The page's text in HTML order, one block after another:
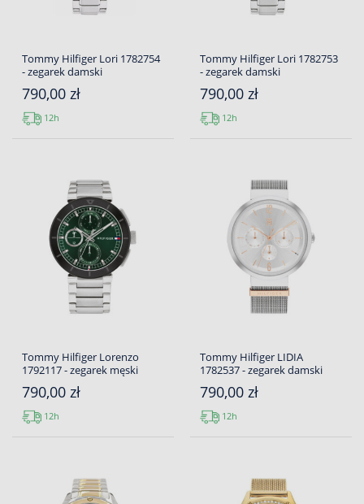
Tommy Hilfiger Lori 1782754
- zegarek damski
790,00 zł
12h
Tommy Hilfiger Lori 1782753
- zegarek damski
790,00 zł
12h
Tommy Hilfiger Lorenzo
1792117 - zegarek męski
790,00 zł
12h
Tommy Hilfiger LIDIA
1782537 - zegarek damski
790,00 zł
12h